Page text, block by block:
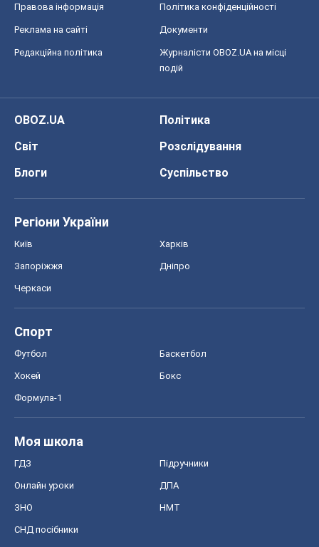
Правова інформація Політика конфіденційності
Реклама на сайті Документи
Редакційна політика
Журналісти OBOZ.UA на місці
подій
OBOZ.UA
Політика
Світ
Розслідування
Блоги
Суспільство
Регіони України
Київ Харків
Запоріжжя Дніпро
Черкаси
Спорт
Футбол Баскетбол
Хокей Бокс
Формула-1
Моя школа
ГДЗ Підручники
Онлайн уроки ДПА
ЗНО НМТ
СНД посібники